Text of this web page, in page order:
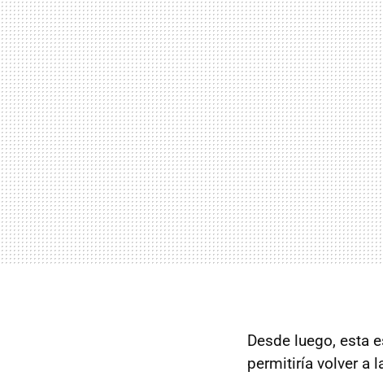
Desde luego, esta
permitiría volver a